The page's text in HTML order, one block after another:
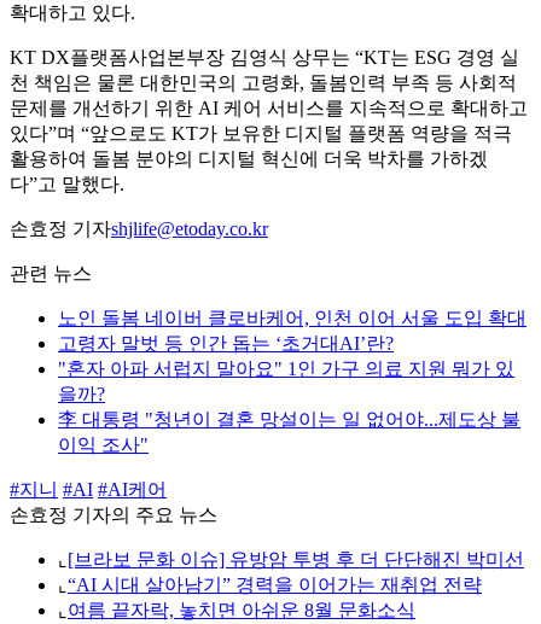
확대하고 있다.
KT DX플랫폼사업본부장 김영식 상무는 “KT는 ESG 경영 실
천 책임은 물론 대한민국의 고령화, 돌봄인력 부족 등 사회적
문제를 개선하기 위한 AI 케어 서비스를 지속적으로 확대하고
있다”며 “앞으로도 KT가 보유한 디지털 플랫폼 역량을 적극
활용하여 돌봄 분야의 디지털 혁신에 더욱 박차를 가하겠
다”고 말했다.
손효정 기자shjlife@etoday.co.kr
관련 뉴스
노인 돌봄 네이버 클로바케어, 인천 이어 서울 도입 확대
고령자 말벗 등 인간 돕는 ‘초거대AI’란?
"혼자 아파 서럽지 말아요" 1인 가구 의료 지원 뭐가 있
을까?
李 대통령 "청년이 결혼 망설이는 일 없어야...제도상 불
이익 조사"
#지니 #AI #AI케어
손효정 기자의 주요 뉴스
⌞ [브라보 문화 이슈] 유방암 투병 후 더 단단해진 박미선
⌞ “AI 시대 살아남기” 경력을 이어가는 재취업 전략
⌞ 여름 끝자락, 놓치면 아쉬운 8월 문화소식